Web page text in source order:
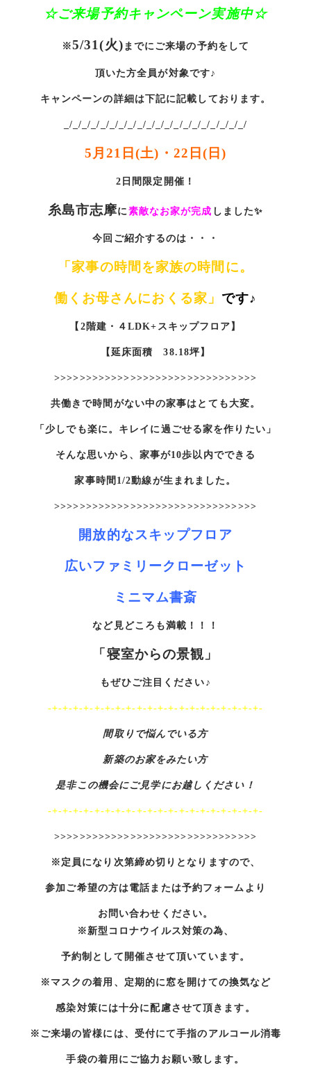
☆ご来場予約キャンペーン実施中☆
※5/31(火) までにご来場の予約をして
頂いた方全員が対象です♪
キャンペーンの詳細は下記に記載しております。
_/_/_/_/_/_/_/_/_/_/_/_/_/_/_/_/_/_/_/_/
5月21日(土)・22日(日)
2日間限定開催！
糸島市志摩に素敵なお家が完成 しました✨
今回ご紹介するのは・・・
「家事の時間を家族の時間に。
働くお母さんにおくる家」 です♪
【2階建・４LDK+スキップフロア】
【延床面積 38.18坪】
>>>>>>>>>>>>>>>>>>>>>>>>>>>>>>>>
共働きで時間がない中の家事はとても大変。
「少しでも楽に。キレイに過ごせる家を作りたい」
そんな思いから、家事が10歩以内でできる
家事時間1/2動線が生まれました。
>>>>>>>>>>>>>>>>>>>>>>>>>>>>>>>>
開放的なスキップフロア
広いファミリークローゼット
ミニマム書斎
など見どころも満載！！！
「寝室からの景観」
もぜひご注目ください♪
-+-+-+-+-+-+-+-+-+-+-+-+-+-+-+-+-+-+-+-+-
間取りで悩んでいる方
新築のお家をみたい方
是非この機会にご見学にお越しください！
-+-+-+-+-+-+-+-+-+-+-+-+-+-+-+-+-+-+-+-+-
>>>>>>>>>>>>>>>>>>>>>>>>>>>>>>>>
※定員になり次第締め切りとなりますので、
参加ご希望の方は電話または予約フォームより
お問い合わせください。
※新型コロナウイルス対策の為、
予約制として開催させて頂いています。
※マスクの着用、定期的に窓を開けての換気など
感染対策には十分に配慮させて頂きます。
※ご来場の皆様には、受付にて手指のアルコール消毒
手袋の着用にご協力お願い致します。